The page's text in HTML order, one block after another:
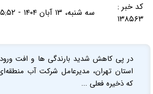
کد خبر :
۱۳۸۵۶۳
سه شنبه، ۱۳ آبان ۱۴۰۴ - ۱۱:۳۵:۵۲
در پی کاهش شدید بارندگی ها و افت
استان تهران، مدیرعامل شرکت آب
که ذخیره فعلی ...